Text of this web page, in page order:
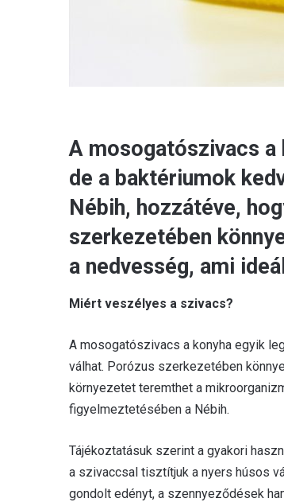
A mosogatószivacs
de a baktériumok
Nébih, hozzátéve,
szerkezetében
a nedvesség, ami
Miért veszélyes a szivacs?
A mosogatószivacs a konyha egyik
válhat. Porózus szerkezetében
környezetet teremthet a
figyelmeztetésében a Nébih.
Tájékoztatásuk szerint a gyakori
a szivaccsal tisztítjuk a nyers húsos
gondolt edényt, a szennyeződések